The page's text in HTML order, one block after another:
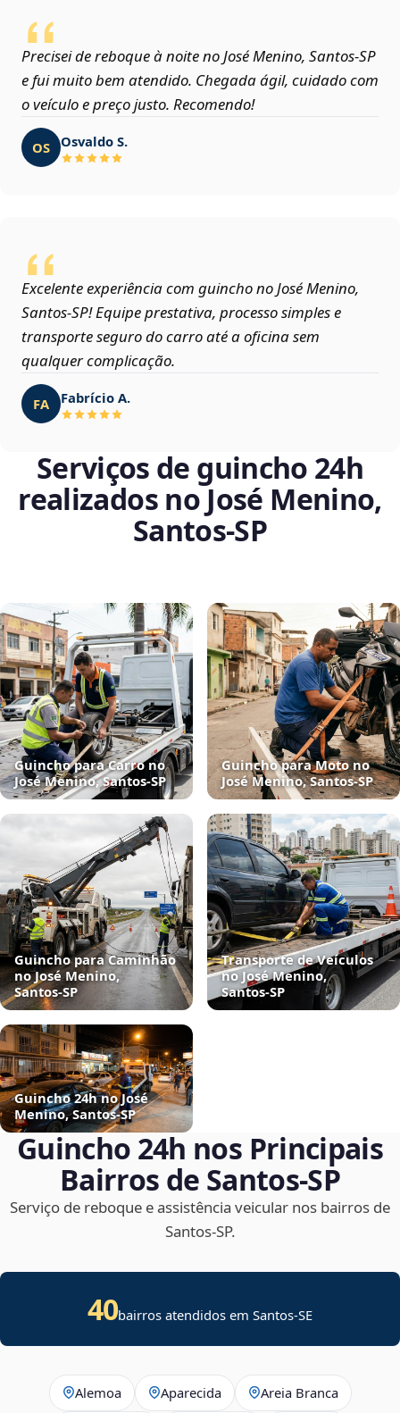
Precisei de reboque à noite no José Menino, Santos‑SP
e fui muito bem atendido. Chegada ágil, cuidado com
o veículo e preço justo. Recomendo!
OS Osvaldo S.
Excelente experiência com guincho no José Menino,
Santos‑SP! Equipe prestativa, processo simples e
transporte seguro do carro até a oficina sem
qualquer complicação.
FA Fabrício A.
Serviços de guincho 24h
realizados no José Menino,
Santos‑SP
Guincho para Carro no
José Menino, Santos‑SP
Guincho para Moto no
José Menino, Santos‑SP
Guincho para Caminhão
no José Menino,
Santos‑SP
Transporte de Veículos
no José Menino,
Santos‑SP
Guincho 24h no José
Menino, Santos‑SP
Guincho 24h nos Principais
Bairros de Santos‑SP
Serviço de reboque e assistência veicular nos bairros de
Santos‑SP.
40bairros atendidos emSantos-SE
Alemoa Aparecida Areia Branca